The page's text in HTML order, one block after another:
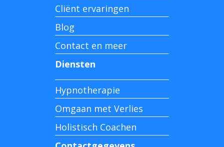
Cliënt ervaringen
Blog
Contact en meer
Diensten
Hypnotherapie
Omgaan met Verlies
Holistisch Coachen